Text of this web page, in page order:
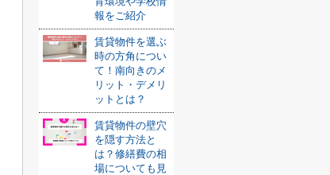
報をご紹介
賃貸物件を選ぶ
時の方角につい
て！南向きのメ
リット・デメリ
ットとは？
賃貸物件の壁穴
を隠す方法と
は？修繕費の相
場についても見